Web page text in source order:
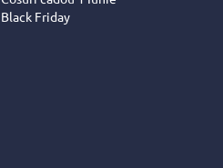
Black Friday